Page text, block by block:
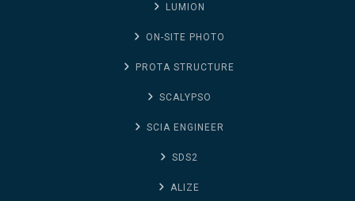
LUMION
ON-SITE PHOTO
PROTA STRUCTURE
SCALYPSO
SCIA ENGINEER
SDS2
ALIZE